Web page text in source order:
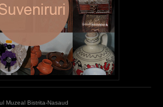
Muzeal Bistrita-Nasaud